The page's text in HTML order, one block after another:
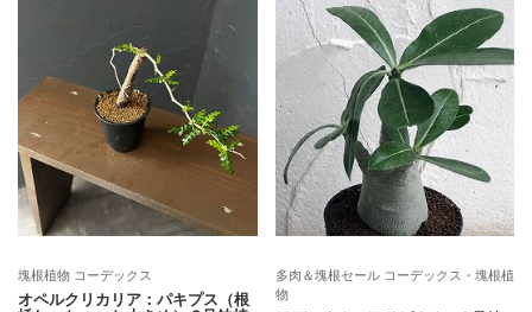
塊根植物 コーデックス
オペルクリカリア：パキプス（根
多肉＆塊根セール コーデックス・塊根植
物